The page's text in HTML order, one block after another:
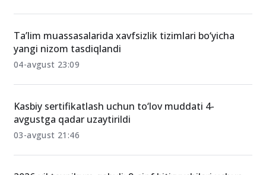
Ta’lim muassasalarida xavfsizlik tizimlari bo‘yicha
yangi nizom tasdiqlandi
04-avgust 23:09
Kasbiy sertifikatlash uchun to‘lov muddati 4-
avgustga qadar uzaytirildi
03-avgust 21:46